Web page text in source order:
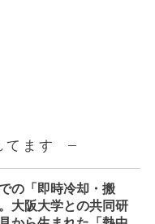
てます
の「即時冷却・搬
大阪大学との共同研